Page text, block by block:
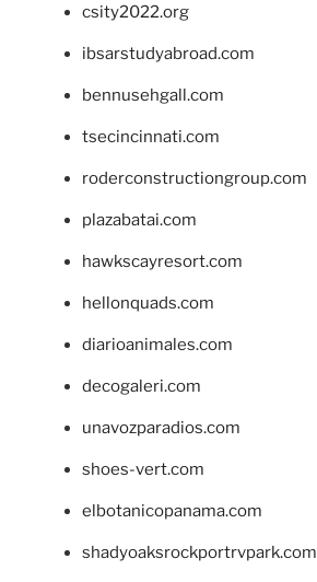
csity2022.org
ibsarstudyabroad.com
bennusehgall.com
tsecincinnati.com
roderconstructiongroup.com
plazabatai.com
hawkscayresort.com
hellonquads.com
diarioanimales.com
decogaleri.com
unavozparadios.com
shoes-vert.com
elbotanicopanama.com
shadyoaksrockportrvpark.com